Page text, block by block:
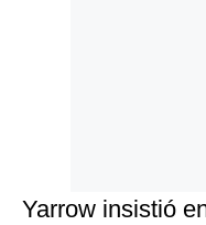
Yarrow insistió